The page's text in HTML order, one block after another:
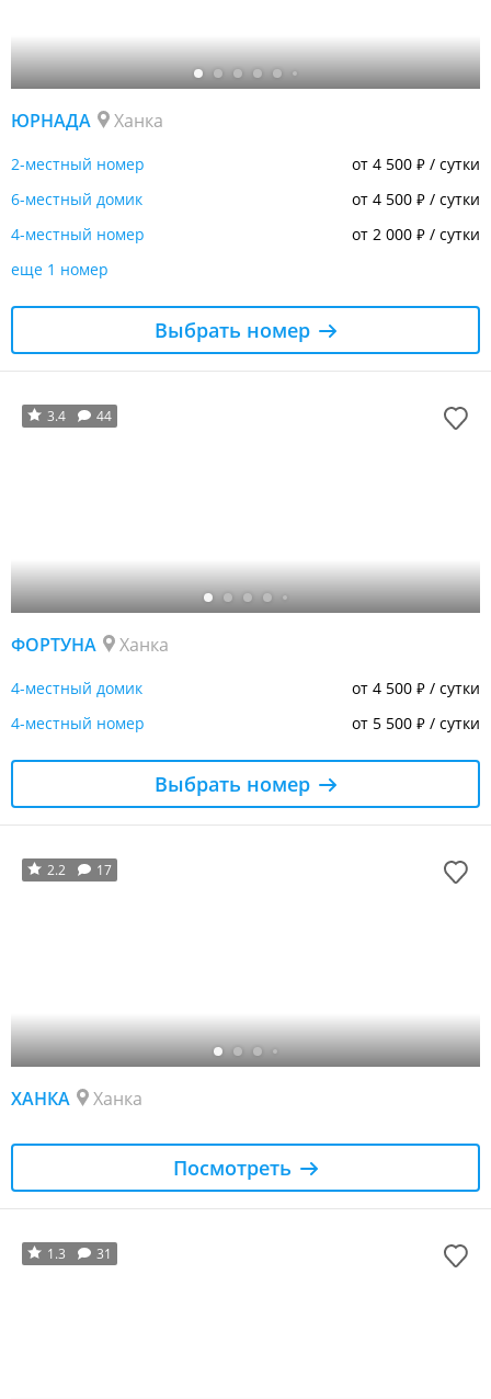
ЮРНАДА Ханка
2-местный номер от 4 500 ₽ / сутки
6-местный домик
от 4 500 ₽ / сутки
4-местный номер
от 2 000 ₽ / сутки
еще 1 номер
Выбрать номер
3.4 44
ФОРТУНА Ханка
4-местный домик от 4 500 ₽ / сутки
4-местный номер
от 5 500 ₽ / сутки
Выбрать номер
2.2 17
ХАНКА Ханка
Посмотреть
1.3 31